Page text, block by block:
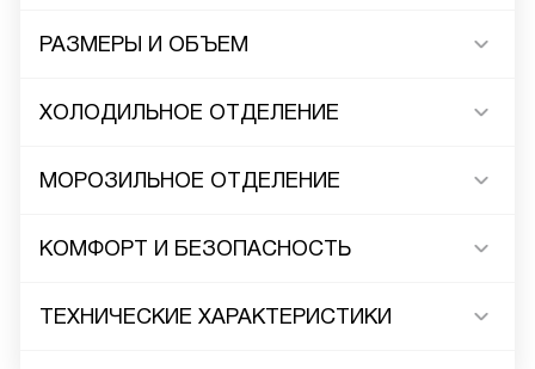
РАЗМЕРЫ И ОБЪЕМ
ХОЛОДИЛЬНОЕ ОТДЕЛЕНИЕ
МОРОЗИЛЬНОЕ ОТДЕЛЕНИЕ
КОМФОРТ И БЕЗОПАСНОСТЬ
ТЕХНИЧЕСКИЕ ХАРАКТЕРИСТИКИ